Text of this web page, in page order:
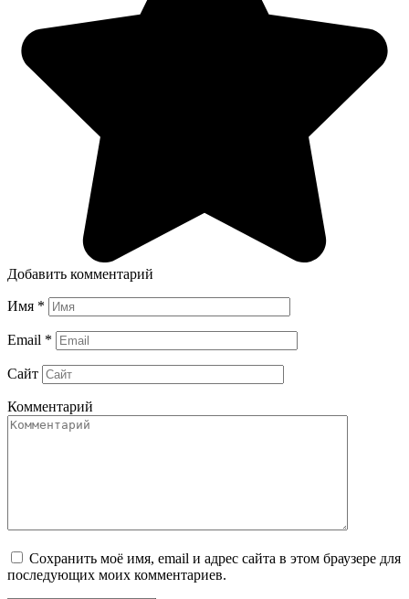
Добавить комментарий
Имя *
Email *
Сайт
Комментарий
Сохранить моё имя, email и адрес сайта в этом браузере для
последующих моих комментариев.